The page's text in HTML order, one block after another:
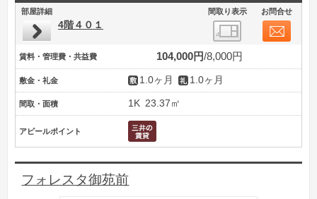
部屋詳細 間取り表示 お問合せ
4階４０１
賃料・管理費・共益費 104,000円 8,000円
敷金・礼金 1.0ヶ月 1.0ヶ月
間取・面積 1K 23.37㎡
アピールポイント
フォレスタ御苑前